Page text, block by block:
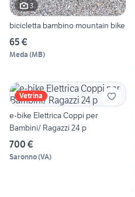
3
bicicletta bambino mountain bike
65 €
Meda (MB)
Vetrina
e-bike Elettrica Coppi per
Bambini/ Ragazzi 24 p
700 €
Saronno(VA)